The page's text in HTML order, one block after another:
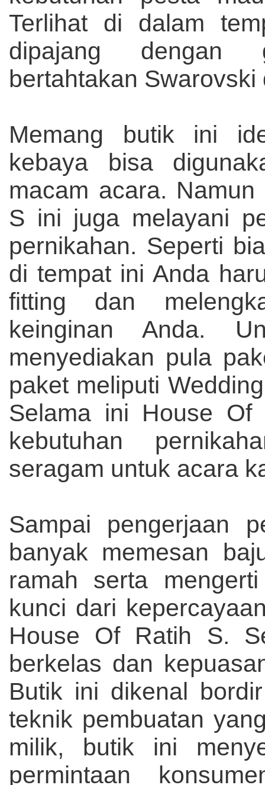
Terlihat di dalam
dipajang dengan
bertahtakan
Memang butik ini
kebaya bisa
macam acara.
S ini juga melayani
pernikahan. Seperti
di tempat ini Anda
fitting dan
keinginan Anda.
menyediakan pula
paket meliputi
Selama ini House
kebutuhan
seragam untuk acara
Sampai pengerjaan
banyak memesan
ramah serta
kunci dari
House Of Ratih S.
berkelas dan
Butik ini dikenal
teknik pembuatan
milik, butik ini
permintaan